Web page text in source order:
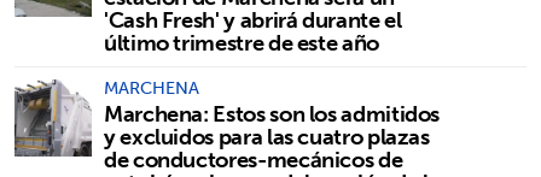
'Cash Fresh' y abrirá durante el
último trimestre de este año
MARCHENA
Marchena: Estos son los admitidos
y excluidos para las cuatro plazas
de conductores-mecánicos de